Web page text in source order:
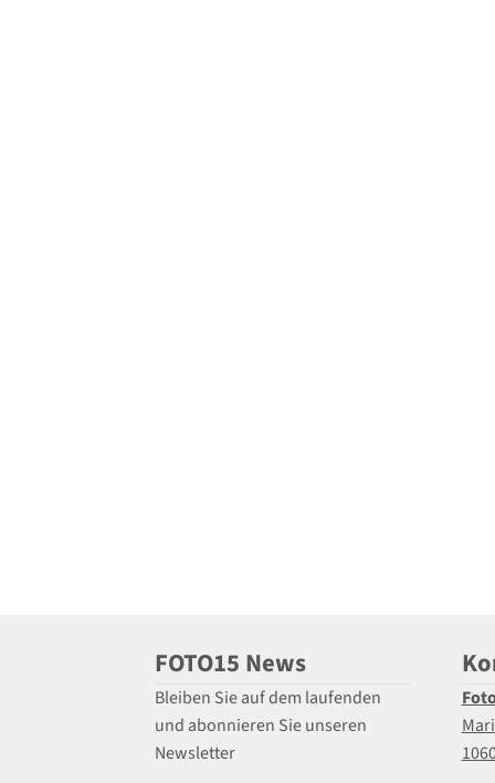
FOTO15 News
Bleiben Sie auf dem laufenden
und abonnieren Sie unseren
Newsletter